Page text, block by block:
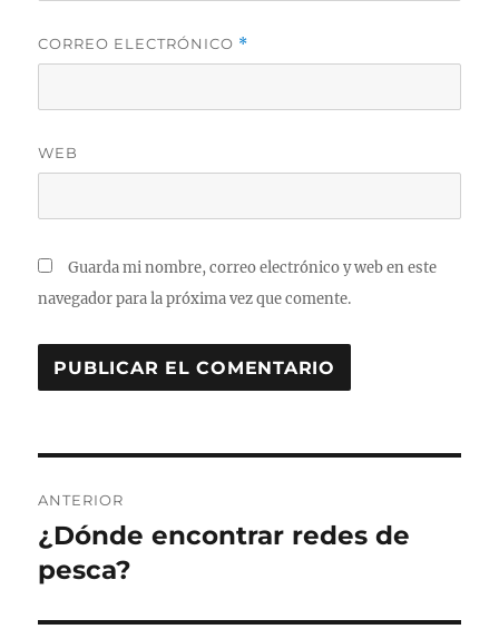
CORREO ELECTRÓNICO *
WEB
Guarda mi nombre, correo electrónico y web en este
navegador para la próxima vez que comente.
de
entradas
ANTERIOR
Entrada
anterior:
¿Dónde encontrar redes de
pesca?